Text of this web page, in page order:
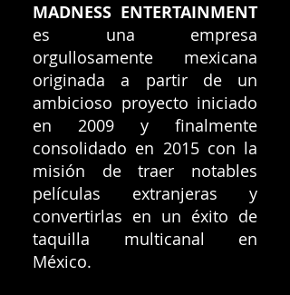
MADNESS ENTERTAINMENT
es una empresa
orgullosamente mexicana
originada a partir de un
ambicioso proyecto iniciado
en 2009 y finalmente
consolidado en 2015 con la
misión de traer notables
películas extranjeras y
convertirlas en un éxito de
taquilla multicanal en
México.